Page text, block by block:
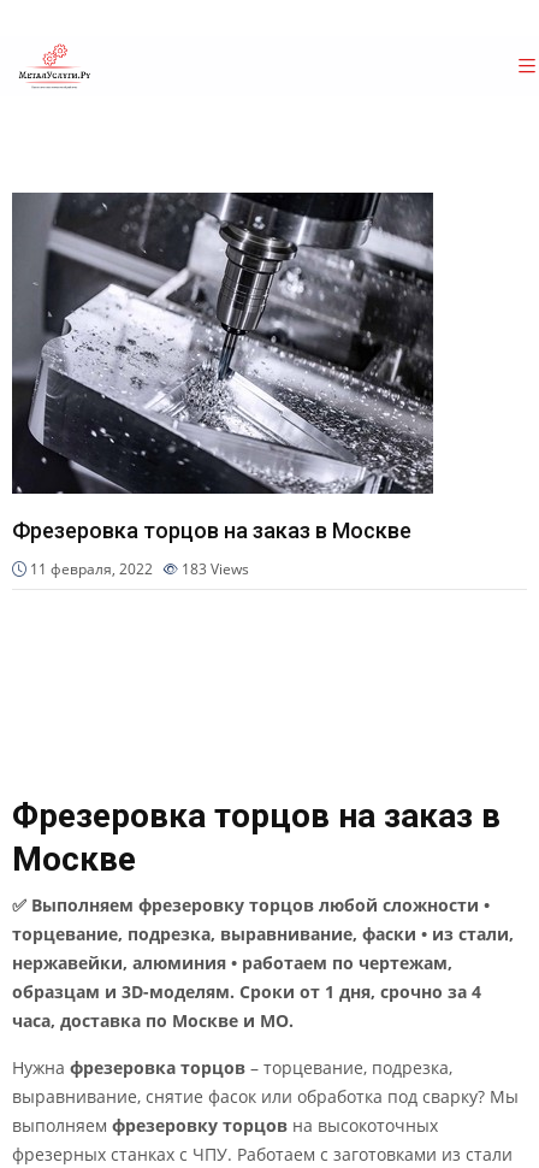
Фрезеровка торцов на заказ в Москве
11 февраля, 2022 183 Views
Фрезеровка торцов на заказ в
Москве
✅ Выполняем фрезеровку торцов любой сложности •
торцевание, подрезка, выравнивание, фаски • из стали,
нержавейки, алюминия • работаем по чертежам,
образцам и 3D-моделям. Сроки от 1 дня, срочно за 4
часа, доставка по Москве и МО.
Нужна фрезеровка торцов – торцевание, подрезка,
выравнивание, снятие фасок или обработка под сварку? Мы
выполняем фрезеровку торцов на высокоточных
фрезерных станках с ЧПУ. Работаем с заготовками из стали